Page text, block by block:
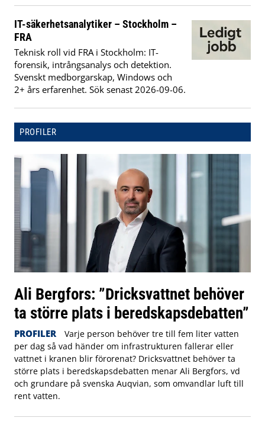
IT-säkerhetsanalytiker – Stockholm –
FRA
Teknisk roll vid FRA i Stockholm: IT-
forensik, intrångsanalys och detektion.
Svenskt medborgarskap, Windows och
2+ års erfarenhet. Sök senast 2026-09-06.
PROFILER
Ali Bergfors: ”Dricksvattnet behöver
ta större plats i beredskapsdebatten”
PROFILER
Varje person behöver tre till fem liter vatten
per dag så vad händer om infrastrukturen fallerar eller
vattnet i kranen blir förorenat? Dricksvattnet behöver ta
större plats i beredskapsdebatten menar Ali Bergfors, vd
och grundare på svenska Auqvian, som omvandlar luft till
rent vatten.